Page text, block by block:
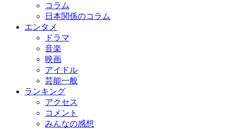
コラム
日本関係のコラム
エンタメ
ドラマ
音楽
映画
アイドル
芸能一般
ランキング
アクセス
コメント
みんなの感想